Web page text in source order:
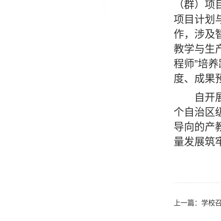
（群）
项目计划
作，涉及
教学与生
程师”培
度、成果
自开
个自治区
导向的产
量发展筑
上一篇：学校